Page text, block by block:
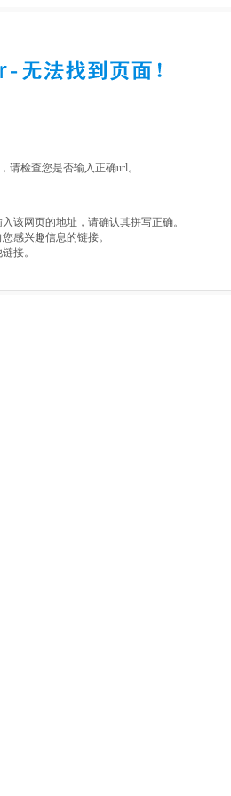
请检查您是否输入正确url。
该网页的地址，请确认其拼写正确。
感兴趣信息的链接。
接。